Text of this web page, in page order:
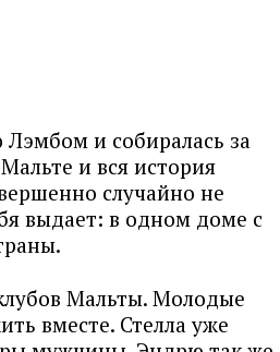
Лэмбом и собиралась за
и вся история
случайно не
выдает: в одном доме с
Мальты. Молодые
вместе. Стелла уже